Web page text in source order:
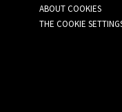
ABOUT COOKIES
THE COOKIE